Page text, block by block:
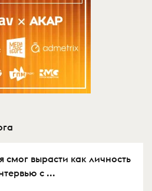
смог вырасти как личность
с ...